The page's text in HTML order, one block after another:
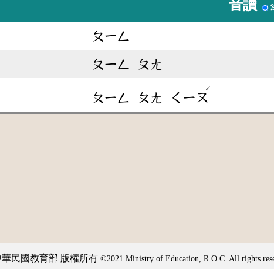
音讀
ㄆㄧㄥ
ㄆㄧㄥ ㄆㄤ
ㄆㄧㄥ ㄆㄤ ㄑㄧㄡ
ˊ
華民國教育部 版權所有 ©2021 Ministry of Education, R.O.C. All rights